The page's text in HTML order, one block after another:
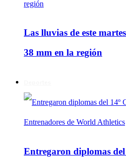
Las lluvias de este
38 mm en la región
Entregaron diplomas del